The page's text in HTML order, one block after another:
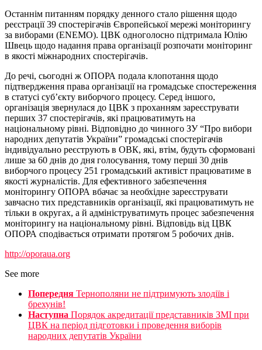
Останнім питанням порядку денного стало рішення щодо
реєстрації 39 спостерігачів Європейської мережі моніторингу
за виборами (ENEMO). ЦВК одноголосно підтримала Юлію
Швець щодо надання права організації розпочати моніторинг
в якості міжнародних спостерігачів.
До речі, сьогодні ж ОПОРА подала клопотання щодо
підтвердження права організації на громадське спостереження
в статусі суб’єкту виборчого процесу. Серед іншого,
організація звернулася до ЦВК з проханням зареєструвати
перших 37 спостерігачів, які працюватимуть на
національному рівні. Відповідно до чинного ЗУ “Про вибори
народних депутатів України” громадські спостерігачів
індивідуально реєструють в ОВК, які, втім, будуть сформовані
лише за 60 днів до дня голосування, тому перші 30 днів
виборчого процесу 251 громадський активіст працюватиме в
якості журналістів. Для ефективного забезпечення
моніторингу ОПОРА вбачає за необхідне зареєструвати
завчасно тих представників організації, які працюватимуть не
тільки в округах, а й адмініструватимуть процес забезпечення
моніторингу на національному рівні. Відповідь від ЦВК
ОПОРА сподівається отримати протягом 5 робочих днів.
http://oporaua.org
See more
Попередня Тернополяни не підтримують злодіїв і
брехунів!
Наступна Порядок акредитації представників ЗМІ при
ЦВК на період підготовки і проведення виборів
народних депутатів України